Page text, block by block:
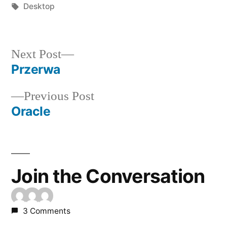
by
Tags:
Desktop
Post
navigation
Previous PostPrevious
Oracle
Next Post
Next
Przerwa
Join the Conversation
3 Comments